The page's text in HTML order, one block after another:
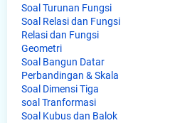
Soal Turunan Fungsi
Soal Relasi dan Fungsi
Relasi dan Fungsi
Geometri
Soal Bangun Datar
Perbandingan & Skala
Soal Dimensi Tiga
soal Tranformasi
Soal Kubus dan Balok